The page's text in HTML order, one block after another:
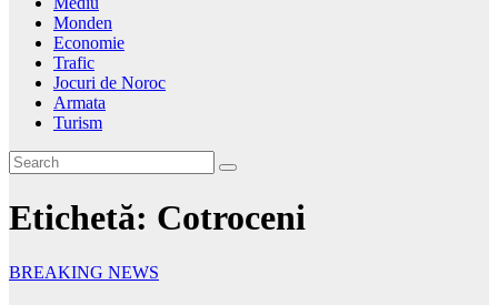
Monden
Economie
Trafic
Jocuri de Noroc
Armata
Turism
Etichetă: Cotroceni
BREAKING NEWS